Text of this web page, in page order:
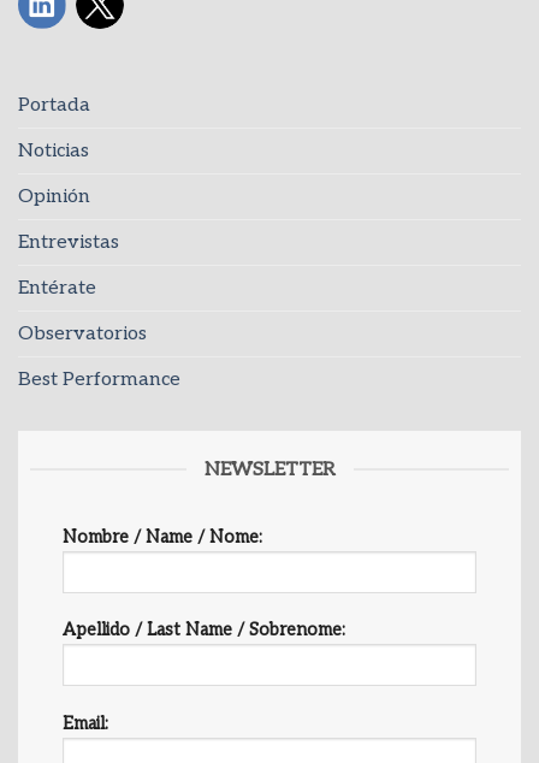
Portada
Noticias
Opinión
Entrevistas
Entérate
Observatorios
Best Performance
NEWSLETTER
Nombre / Name / Nome:
Apellido / Last Name / Sobrenome:
Email: